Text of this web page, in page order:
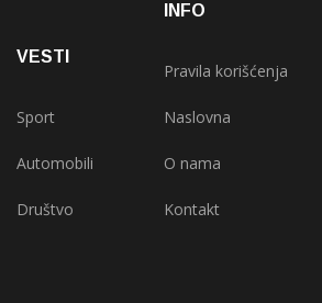
VESTI
Sport
Automobili
Društvo
INFO
Pravila korišćenja
Naslovna
O nama
Kontakt